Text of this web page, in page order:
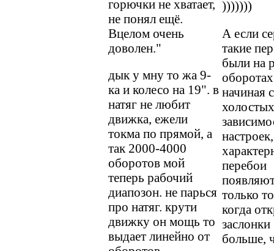
горючки не хватает,
не понял ещё.
Вцелом очень
доволен."
дык у мну то жа 9-
ка и колесо на 19". в
натяг не любит
движка, ежели
токма по прямой, а
так 2000-4000
оборотов мой
теперь рабочий
диапозон. не парься
про натяг. крути
движку он мощь то
выдает линейно от
)))))))
А если
такие
были на
оборотах
начиная с
перебои
только
когда
заслонки
больше,